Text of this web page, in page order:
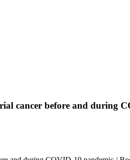
cancer before and during